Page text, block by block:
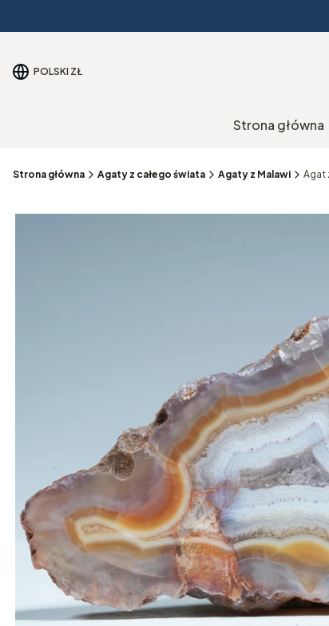
POLSKI ZŁ
Strona główna
Strona główna Agaty z całego świata Agaty z Malawi Agat